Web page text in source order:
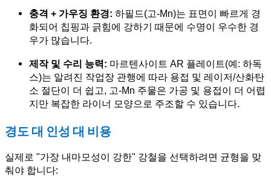
충격 + 가우징 환경: 하필드(고-Mn)는 표면이 빠르게 경
화되어 칩핑과 긁힘에 강하기 때문에 수명이 우수한 경
우가 많습니다.
제작 및 수리 능력: 마르텐사이트 AR 플레이트(예: 하독
스)는 알려진 작업장 관행에 따라 용접 및 레이저/산화탄
소 절단이 더 쉽고, 고-Mn 주물은 가공 및 용접이 더 어렵
지만 복잡한 라이너 모양으로 주조할 수 있습니다.
경도 대 인성 대 비용
실제로 "가장 내마모성이 강한" 강철을 선택하려면 균형을 맞
춰야 합니다: